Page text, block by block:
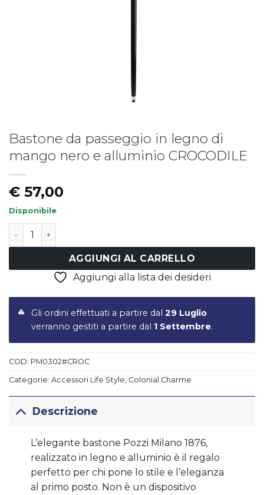
Piatto fondo LIBERTY
€ 19,50
Piatto LIBERTY - vers.B
€ 17,50
Bastone da passeggio in legno di
mango nero e alluminio CROCODILE
€ 57,00
Disponibile
Bastone da passeggio in legno di mango nero e
AGGIUNGI AL CARRELLO
Aggiungi alla lista dei desideri
Gli ordini effettuati a partire dal 29 Luglio
verranno gestiti a partire dal 1 Settembre.
COD: PM0302#CROC
Categorie: Accessori Life Style Colonial Charme
Descrizione
L’elegante bastone Pozzi Milano 1876,
realizzato in legno e alluminio è il regalo
perfetto per chi pone lo stile e l’eleganza
al primo posto. Non è un dispositivo